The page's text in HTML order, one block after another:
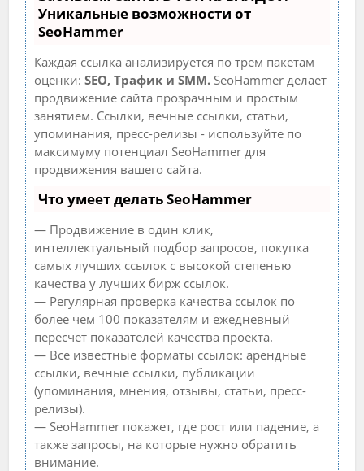
Уникальные возможности от
SeoHammer
Каждая ссылка анализируется по трем пакетам
оценки:SEO, Трафик и SMM. SeoHammer делает
продвижение сайта прозрачным и простым
занятием. Ссылки, вечные ссылки, статьи,
упоминания, пресс-релизы - используйте по
максимуму потенциал SeoHammer для
продвижения вашего сайта.
Что умеет делать SeoHammer
— Продвижение в один клик,
интеллектуальный подбор запросов, покупка
самых лучших ссылок с высокой степенью
качества у лучших бирж ссылок.
— Регулярная проверка качества ссылок по
более чем 100 показателям и ежедневный
пересчет показателей качества проекта.
— Все известные форматы ссылок: арендные
ссылки, вечные ссылки, публикации
(упоминания, мнения, отзывы, статьи, пресс-
релизы).
— SeoHammer покажет, где рост или падение, а
также запросы, на которые нужно обратить
внимание.